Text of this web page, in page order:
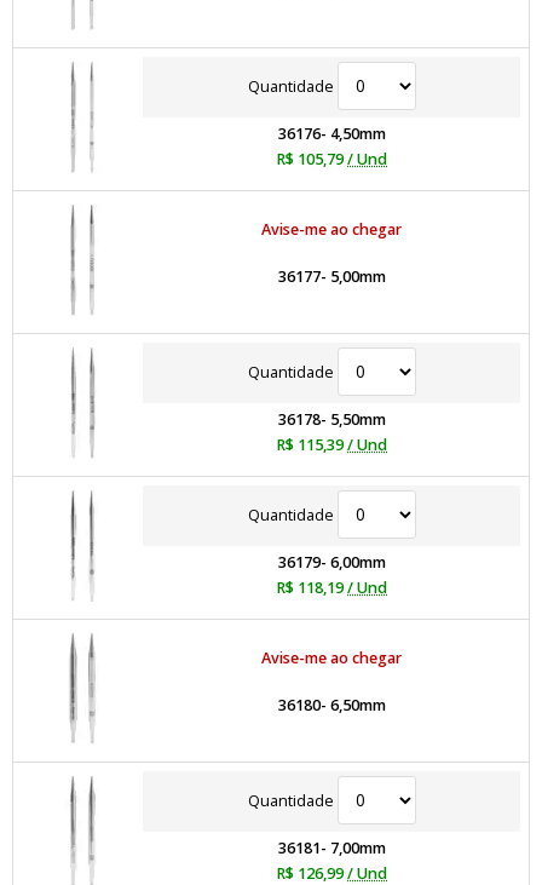
Quantidade
36176- 4,50mm
R$ 105,79/ Und
Avise-me ao chegar
36177- 5,00mm
Quantidade
36178- 5,50mm
R$ 115,39/ Und
Quantidade
36179- 6,00mm
R$ 118,19/ Und
Avise-me ao chegar
36180- 6,50mm
Quantidade
36181- 7,00mm
R$ 126,99/ Und